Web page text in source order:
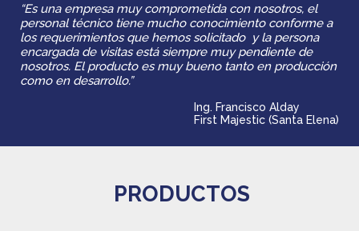
“Es una empresa muy comprometida con nosotros, el
personal técnico tiene mucho conocimiento conforme a
los requerimientos que hemos solicitado y la persona
encargada de visitas está siempre muy pendiente de
nosotros. El producto es muy bueno tanto en producción
como en desarrollo.”
Ing. Francisco Alday
First Majestic (Santa Elena)
PRODUCTOS